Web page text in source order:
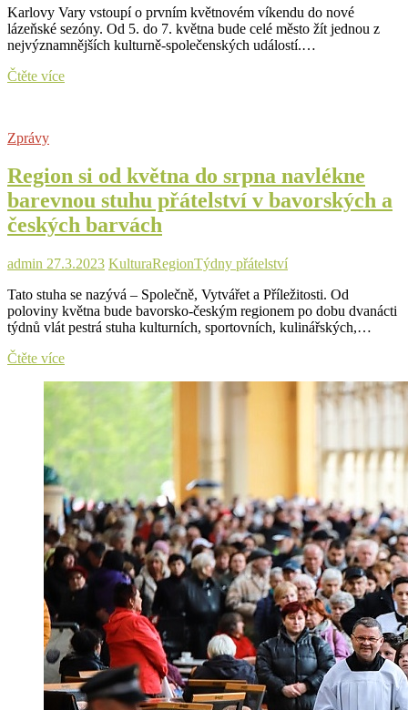
Karlovy Vary vstoupí o prvním květnovém víkendu do nové
lázeňské sezóny. Od 5. do 7. května bude celé město žít jednou z
nejvýznamnějších kulturně-společenských událostí.…
Čtěte vícePrvní
do
nové
sezóny
Zprávy
Region si od května do srpna navlékne
barevnou stuhu přátelství v bavorských a
českých barvách
admin 27.3.2023 KulturaRegionTýdny přátelství
Tato stuha se nazývá – Společně, Vytvářet a Příležitosti. Od
poloviny května bude bavorsko-českým regionem po dobu dvanácti
týdnů vlát pestrá stuha kulturních, sportovních, kulinářských,…
Čtěte víceRegion
od
května
srpna
navlékne
barevnou
stuhu
přátelství
v
bavorských
a
českých
barvách